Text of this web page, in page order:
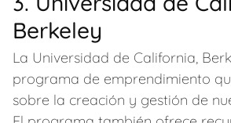
Berkeley
La Universidad de California,
programa de emprendimiento
sobre la creación y gestión de